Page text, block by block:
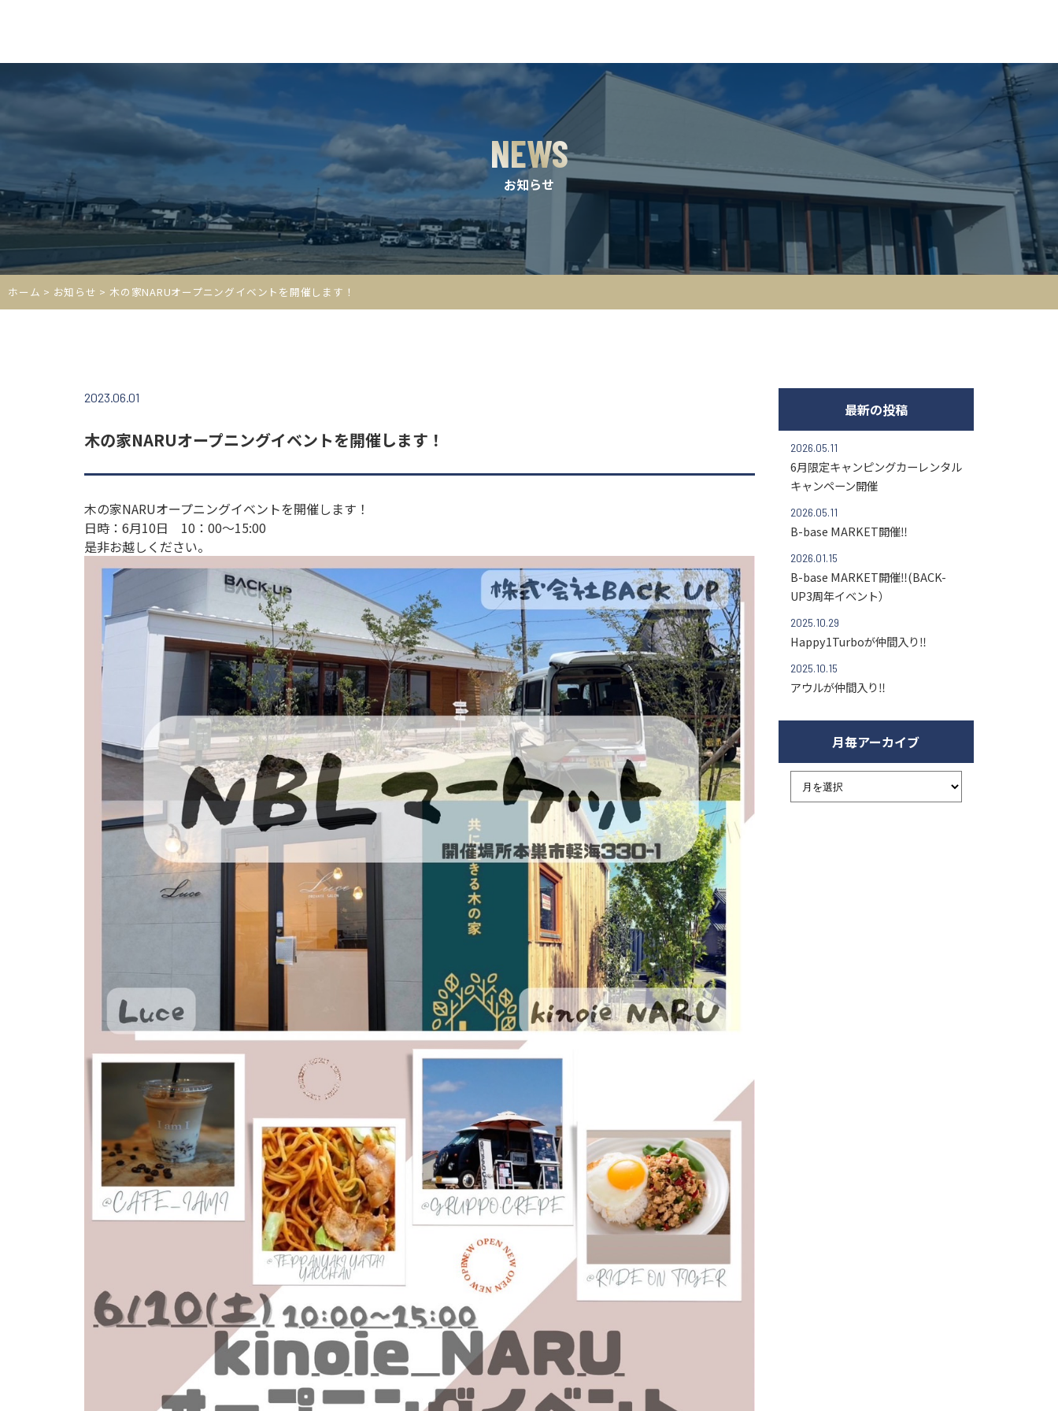
NEWS
お知らせ
ホーム > お知らせ > 木の家NARUオープニングイベントを開催します！
2023.06.01
木の家NARUオープニングイベントを開催します！
木の家NARUオープニングイベントを開催します！
日時：6月10日 10：00～15:00
是非お越しください。
最新の投稿
2026.05.11
6月限定キャンピングカーレンタル
キャンペーン開催
2026.05.11
B-base MARKET開催‼
2026.01.15
B-base MARKET開催‼(BACK-
UP3周年イベント）
2025.10.29
Happy1Turboが仲間入り‼
2025.10.15
アウルが仲間入り‼
月毎アーカイブ